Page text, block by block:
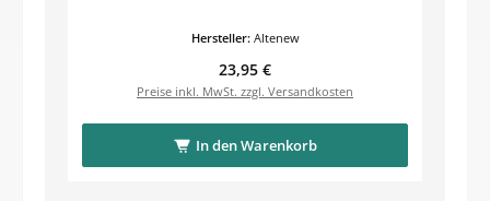
Hersteller: Altenew
Regulärer Preis:
23,95 €
Preise inkl. MwSt. zzgl. Versandkosten
In den Warenkorb